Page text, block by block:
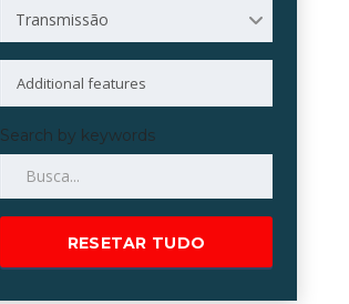
Transmissão
Search by keywords
RESETAR TUDO